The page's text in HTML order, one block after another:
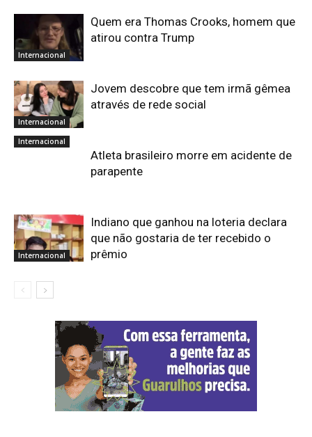
Internacional
Quem era Thomas Crooks, homem que
atirou contra Trump
Internacional
Jovem descobre que tem irmã gêmea
através de rede social
Internacional
Atleta brasileiro morre em acidente de
parapente
Internacional
Indiano que ganhou na loteria declara
que não gostaria de ter recebido o
prêmio